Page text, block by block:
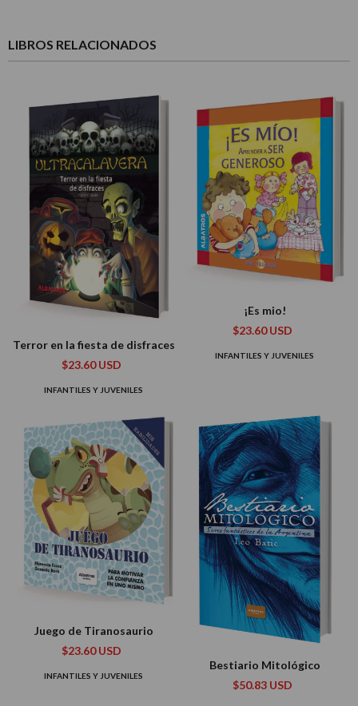
LIBROS RELACIONADOS
Terror en la fiesta de disfraces
$23.60 USD
INFANTILES Y JUVENILES
¡Es mio!
$23.60 USD
INFANTILES Y JUVENILES
Juego de Tiranosaurio
$23.60 USD
INFANTILES Y JUVENILES
Bestiario Mitológico
$50.83 USD